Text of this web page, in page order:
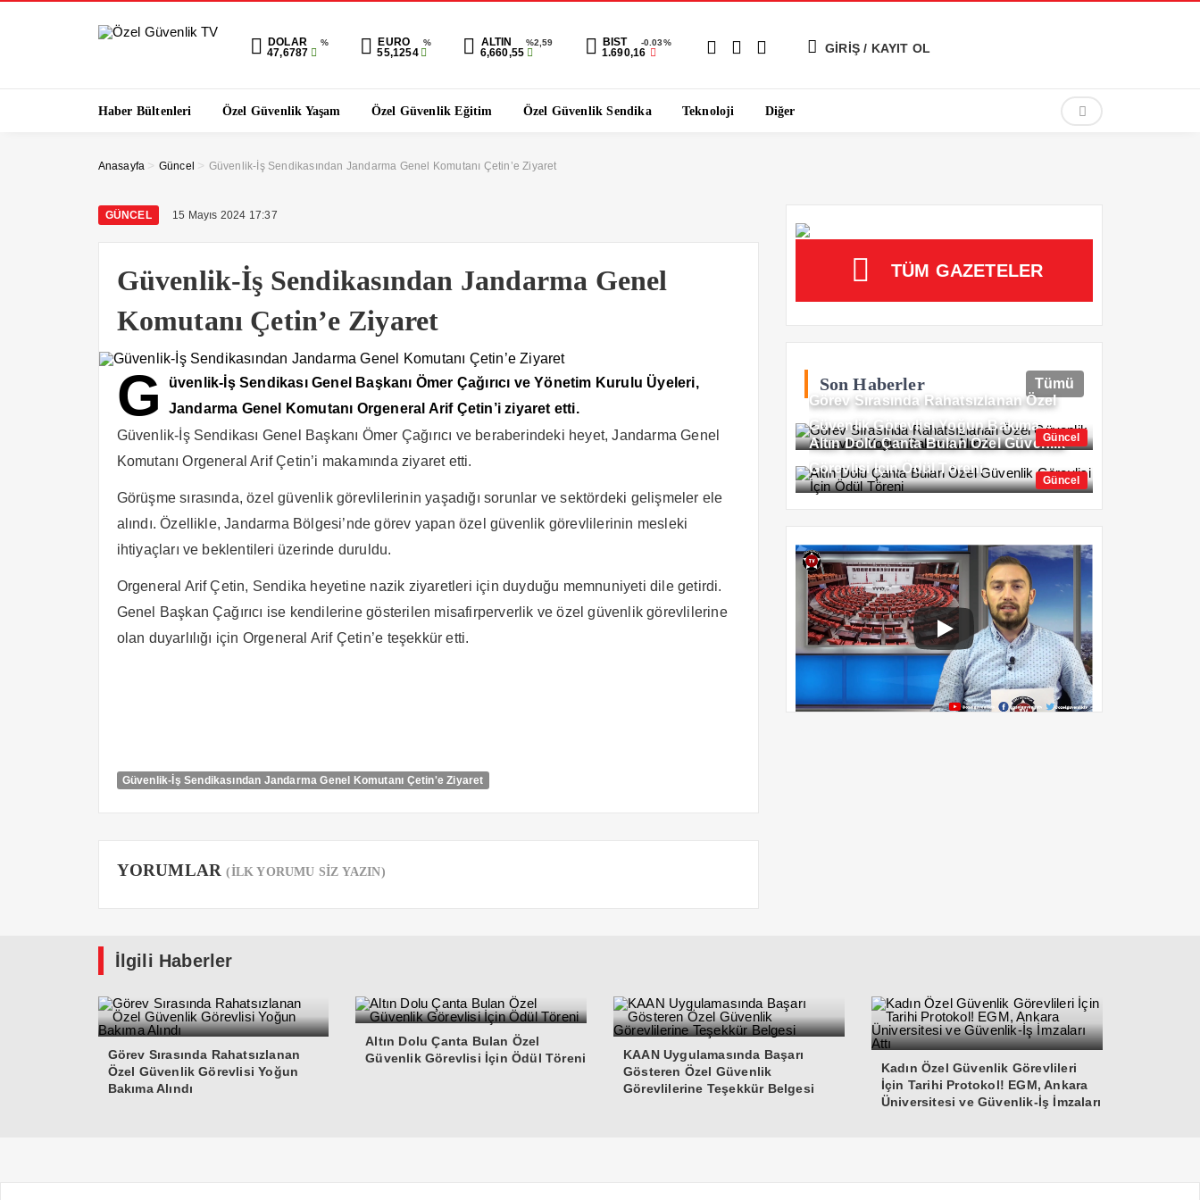
DOLAR %
47,6787
EURO %
55,1254
ALTIN %2,59
6,660,55
BIST -0.03%
1.690,16 GİRİŞ / KAYIT OL
Haber Bültenleri Özel Güvenlik Yaşam Özel Güvenlik Eğitim Özel Güvenlik Sendika Teknoloji Diğer
Anasayfa > Güncel > Güvenlik-İş Sendikasından Jandarma Genel Komutanı Çetin’e Ziyaret
GÜNCEL 15 Mayıs 2024 17:37
Güvenlik-İş Sendikasından Jandarma Genel
Komutanı Çetin’e Ziyaret
G
üvenlik-İş Sendikası Genel Başkanı Ömer Çağırıcı ve Yönetim Kurulu Üyeleri,
Jandarma Genel Komutanı Orgeneral Arif Çetin’i ziyaret etti.
Güvenlik-İş Sendikası Genel Başkanı Ömer Çağırıcı ve beraberindeki heyet, Jandarma Genel
Komutanı Orgeneral Arif Çetin’i makamında ziyaret etti.
Görüşme sırasında, özel güvenlik görevlilerinin yaşadığı sorunlar ve sektördeki gelişmeler ele
alındı. Özellikle, Jandarma Bölgesi’nde görev yapan özel güvenlik görevlilerinin mesleki
ihtiyaçları ve beklentileri üzerinde duruldu.
Orgeneral Arif Çetin, Sendika heyetine nazik ziyaretleri için duyduğu memnuniyeti dile getirdi.
Genel Başkan Çağırıcı ise kendilerine gösterilen misafirperverlik ve özel güvenlik görevlilerine
olan duyarlılığı için Orgeneral Arif Çetin’e teşekkür etti.
Güvenlik-İş Sendikasından Jandarma Genel Komutanı Çetin'e Ziyaret
YORUMLAR(İLK YORUMU SİZ YAZIN)
TÜM GAZETELER
Son Haberler Tümü
Güncel
Görev Sırasında Rahatsızlanan Özel
Güvenlik Görevlisi Yoğun Bakıma
Alındı
Güncel
Altın Dolu Çanta Bulan Özel Güvenlik
Görevlisi İçin Ödül Töreni
İlgili Haberler
Görev Sırasında Rahatsızlanan
Özel Güvenlik Görevlisi Yoğun
Bakıma Alındı
Altın Dolu Çanta Bulan Özel
Güvenlik Görevlisi İçin Ödül Töreni
KAAN Uygulamasında Başarı
Gösteren Özel Güvenlik
Görevlilerine Teşekkür Belgesi
Kadın Özel Güvenlik Görevlileri
İçin Tarihi Protokol! EGM, Ankara
Üniversitesi ve Güvenlik-İş İmzaları